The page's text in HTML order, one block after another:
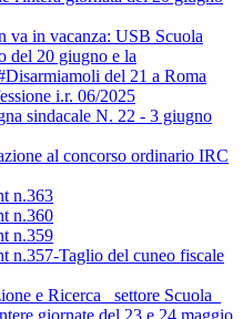
va in vacanza: USB Scuola
del 20 giugno e la
del 21 a Roma
i.r. 06/2025
sindacale N. 22 - 3 giugno
al concorso ordinario IRC
n.363
n.360
n.359
n.357-Taglio del cuneo fiscale
e Ricerca_ settore Scuola_